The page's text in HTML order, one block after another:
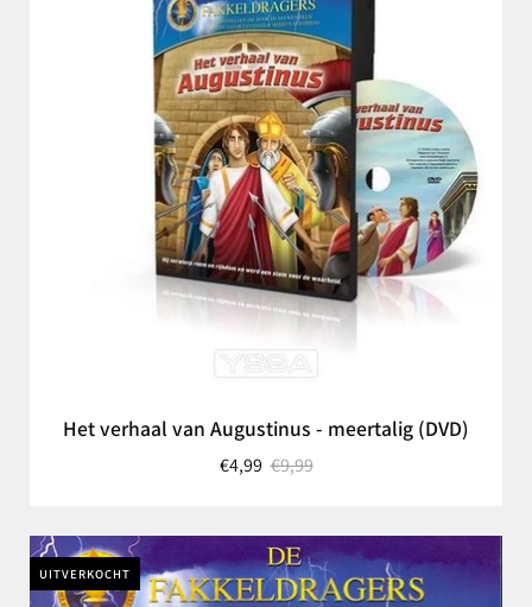
Het verhaal van Augustinus - meertalig (DVD)
€4,99 €9,99
UITVERKOCHT